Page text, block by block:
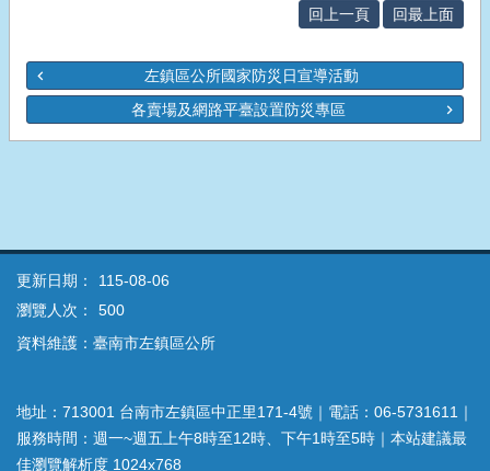
回上一頁 回最上面
左鎮區公所國家防災日宣導活動
各賣場及網路平臺設置防災專區
更新日期：
115-08-06
瀏覽人次：
500
資料維護：臺南市左鎮區公所
地址：713001 台南市左鎮區中正里171-4號｜電話：06-5731611｜
服務時間：週一~週五上午8時至12時、下午1時至5時｜本站建議最
佳瀏覽解析度 1024x768